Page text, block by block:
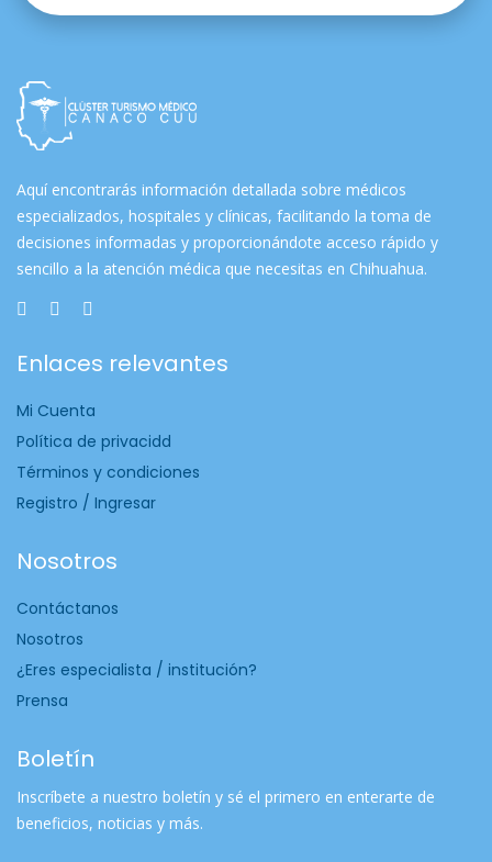
Aquí encontrarás información detallada sobre médicos
especializados, hospitales y clínicas, facilitando la toma de
decisiones informadas y proporcionándote acceso rápido y
sencillo a la atención médica que necesitas en Chihuahua.
Enlaces relevantes
Mi Cuenta
Política de privacidd
Términos y condiciones
Registro / Ingresar
Nosotros
Contáctanos
Nosotros
¿Eres especialista / institución?
Prensa
Boletín
Inscríbete a nuestro boletín y sé el primero en enterarte de
beneficios, noticias y más.